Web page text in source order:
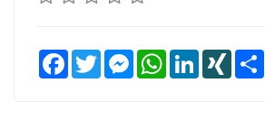
FacebookTwitter MessengerWhatsAppLinkedInXING